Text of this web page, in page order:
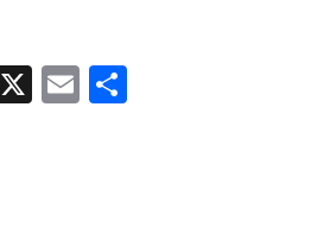
X E
m
Pa
rt